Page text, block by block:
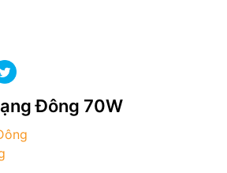
Đông 70W